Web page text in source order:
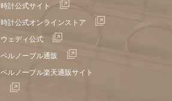
時計公式サイト
時計公式オンラインストア
ウェディ公式
ベルノーブル通販
ベルノーブル楽天通販サイト